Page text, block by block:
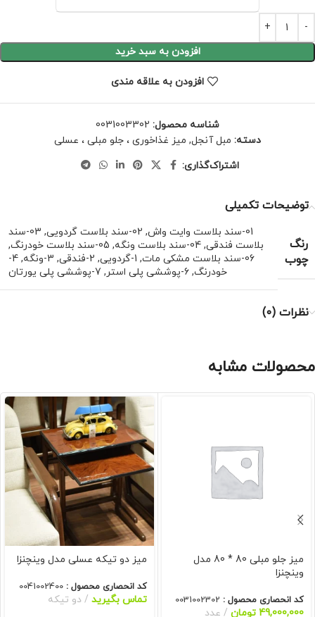
افزودن به سبد خرید
افزودن به علاقه مندی
شناسه محصول: 0031003302
دسته: مبل آنجل, میز غذاخوری ، جلو مبلی ، عسلی
اشتراک‌گذاری:
توضیحات تکمیلی
رنگ
چوب
01-سند بلاست وایت واش , 02-سند بلاست گردویی ,
03-سند
بلاست فندقی, 04-سند بلاست ونگه , 05-سند بلاست خودرنگ
,
06-سند بلاست مشکی مات
, 1-گردویی , 2-فندقی , 3-ونگه ,
4-
خودرنگ, 6-پوششی پلی استر , 7-پوششی پلی یورتان
نظرات (0)
محصولات مشابه
میز جلو مبلی 80 * 80 مدل
وینچنزا
کد انحصاری محصول : 0031002302
49,000,000 تومان عدد
میز دو تیکه عسلی مدل وینچنزا
کد انحصاری محصول : 0041002400
تماس بگیرید دو تیکه